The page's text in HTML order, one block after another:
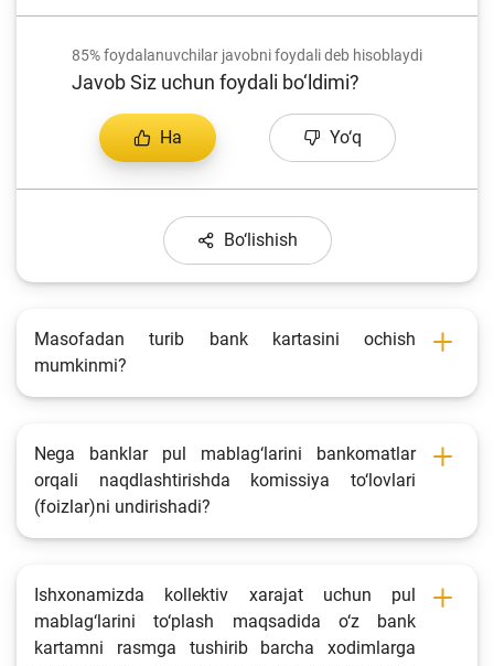
85%foydalanuvchilar javobni foydali deb hisoblaydi
Javob Siz uchun foydali bo‘ldimi?
Ha Yo‘q
Bo‘lishish
Masofadan turib bank kartasini ochish
mumkinmi?
Nega banklar pul mablag‘larini bankomatlar
orqali naqdlashtirishda komissiya to‘lovlari
(foizlar)ni undirishadi?
Ishxonamizda kollektiv xarajat uchun pul
mablag‘larini to‘plash maqsadida o‘z bank
kartamni rasmga tushirib barcha xodimlarga